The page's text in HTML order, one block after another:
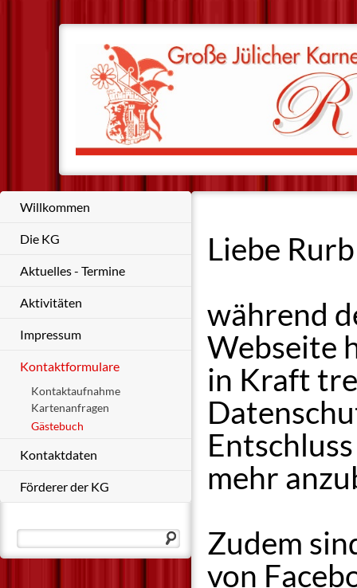
Willkommen
Die KG
Aktuelles - Termine
Aktivitäten
Impressum
Kontaktformulare
Kontaktaufnahme
Kartenanfragen
Gästebuch
Kontaktdaten
Förderer der KG
Liebe
während
Webseite
in Kraft
mehr
Zudem
von